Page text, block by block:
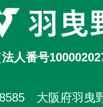
法人番号
大阪府羽曳